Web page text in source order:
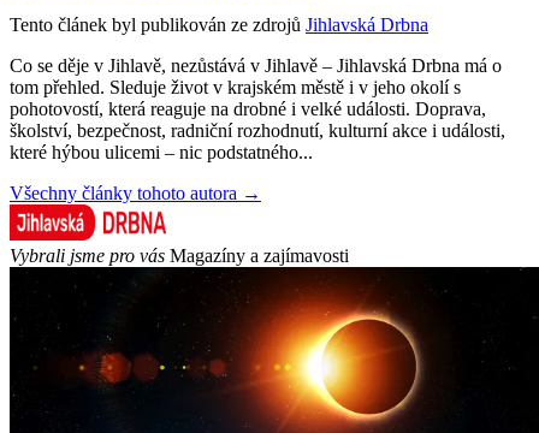
Tento článek byl publikován ze zdrojů Jihlavská Drbna
Co se děje v Jihlavě, nezůstává v Jihlavě – Jihlavská Drbna má o
tom přehled. Sleduje život v krajském městě i v jeho okolí s
pohotovostí, která reaguje na drobné i velké události. Doprava,
školství, bezpečnost, radniční rozhodnutí, kulturní akce i události,
které hýbou ulicemi – nic podstatného...
Všechny články tohoto autora →
Vybrali jsme pro vás Magazíny a zajímavosti